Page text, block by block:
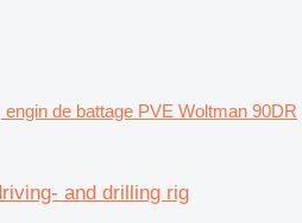
engin de battage PVE Woltman 90DR
and drilling rig